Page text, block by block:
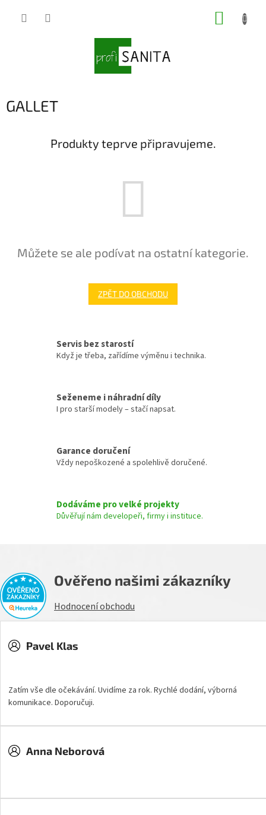
GALLET
Produkty teprve připravujeme.
Můžete se ale podívat na ostatní kategorie.
ZPĚT DO OBCHODU
Servis bez starostí
Když je třeba, zařídíme výměnu i technika.
Seženeme i náhradní díly
I pro starší modely – stačí napsat.
Garance doručení
Vždy nepoškozené a spolehlivě doručené.
Dodáváme pro velké projekty
Důvěřují nám developeři, firmy i instituce.
Ověřeno našimi zákazníky
Hodnocení obchodu
Pavel Klas
Zatím vše dle očekávání. Uvidíme za rok. Rychlé dodání, výborná
komunikace. Doporučuji.
Anna Neborová